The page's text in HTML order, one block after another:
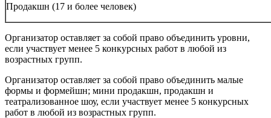
Продакшн (17 и более человек)
Организатор оставляет за собой право объединить уровни,
если участвует менее 5 конкурсных работ в любой из
возрастных групп.
Организатор оставляет за собой право объединить малые
формы и формейшн; мини продакшн, продакшн и
театрализованное шоу, если участвует менее 5 конкурсных
работ в любой из возрастных групп.